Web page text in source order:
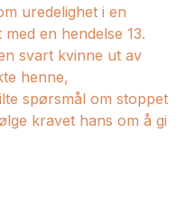
uredelighet i en
en hendelse 13.
svart kvinne ut av
henne,
spørsmål om stoppet
kravet hans om å gi